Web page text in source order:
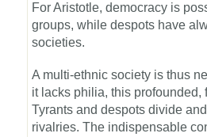
For Aristotle, democracy is
groups, while despots have
societies.
A multi-ethnic society is thus
it lacks philia, this
Tyrants and despots divide
rivalries. The indispensable